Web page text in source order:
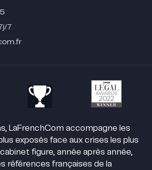
7
LaFrenchCom accompagne les
exposés face aux crises les plus
figure, année après année,
références françaises de la